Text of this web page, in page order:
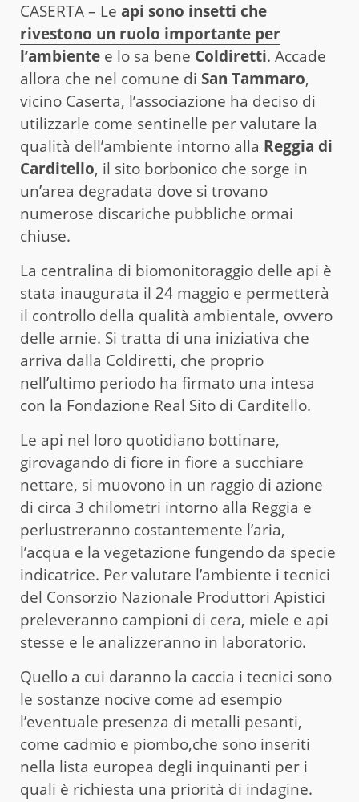
CASERTA – Le api sono insetti che
rivestono un ruolo importante per
l’ambiente e lo sa bene Coldiretti. Accade
allora che nel comune di San Tammaro,
vicino Caserta, l’associazione ha deciso di
utilizzarle come sentinelle per valutare la
qualità dell’ambiente intorno alla Reggia di
Carditello, il sito borbonico che sorge in
un’area degradata dove si trovano
numerose discariche pubbliche ormai
chiuse.
La centralina di biomonitoraggio delle api è
stata inaugurata il 24 maggio e permetterà
il controllo della qualità ambientale, ovvero
delle arnie. Si tratta di una iniziativa che
arriva dalla Coldiretti, che proprio
nell’ultimo periodo ha firmato una intesa
con la Fondazione Real Sito di Carditello.
Le api nel loro quotidiano bottinare,
girovagando di fiore in fiore a succhiare
nettare, si muovono in un raggio di azione
di circa 3 chilometri intorno alla Reggia e
perlustreranno costantemente l’aria,
l’acqua e la vegetazione fungendo da specie
indicatrice. Per valutare l’ambiente i tecnici
del Consorzio Nazionale Produttori Apistici
preleveranno campioni di cera, miele e api
stesse e le analizzeranno in laboratorio.
Quello a cui daranno la caccia i tecnici sono
le sostanze nocive come ad esempio
l’eventuale presenza di metalli pesanti,
come cadmio e piombo,che sono inseriti
nella lista europea degli inquinanti per i
quali è richiesta una priorità di indagine.